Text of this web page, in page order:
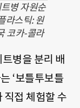
병 자원순
라스틱: 원
코카-콜라
병을 분리 배
‘보틀투보틀
접 체험할 수